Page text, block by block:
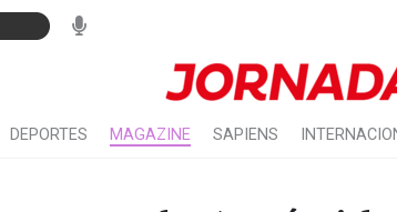
DEPORTES MAGAZINE SAPIENS